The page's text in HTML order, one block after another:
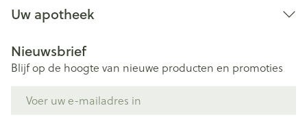
Uw apotheek
Nieuwsbrief
Blijf op de hoogte van nieuwe producten en promoties